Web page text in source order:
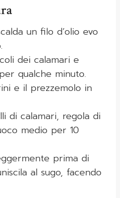
un filo d’olio evo
dei calamari e
qualche minuto.
e il prezzemolo in
di calamari, regola di
medio per 10
prima di
al sugo, facendo